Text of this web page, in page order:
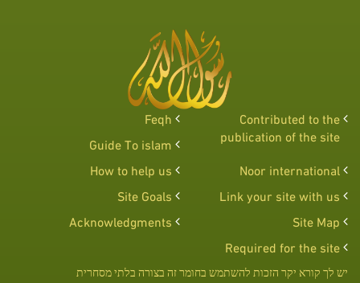
Contributed to the
publication of the site
Feqh
Guide To islam
Noor international
How to help us
Link your site with us
Site Goals
Site Map
Acknowledgments
Required for the site
יש לך קורא יקר הזכות להשתמש בחומר זה בצורה בלתי מסחרית